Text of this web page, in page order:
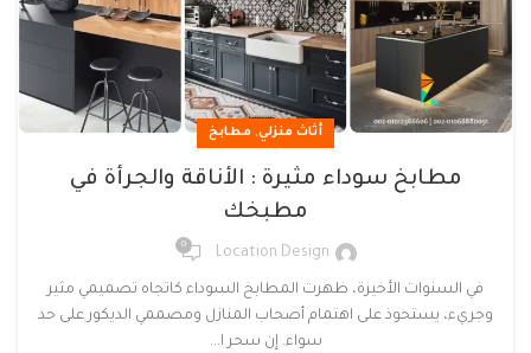
أثاث منزلي, مطابخ
مطابخ سوداء مثيرة : الأناقة والجرأة في
مطبخك
Location Design
0
في السنوات الأخيرة، ظهرت المطابخ السوداء كاتجاه تصميمي مثير
وجريء، يستحوذ على اهتمام أصحاب المنازل ومصممي الديكور على حد
سواء. إن سحر ا...